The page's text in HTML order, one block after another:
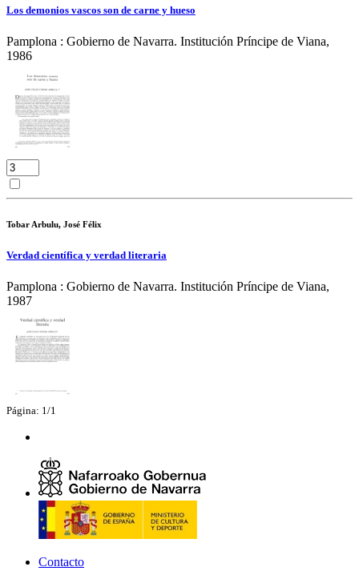
Los demonios vascos son de carne y hueso
Pamplona : Gobierno de Navarra. Institución Príncipe de Viana,
1986
Tobar Arbulu, José Félix
Verdad científica y verdad literaria
Pamplona : Gobierno de Navarra. Institución Príncipe de Viana,
1987
Página: 1/1
Contacto